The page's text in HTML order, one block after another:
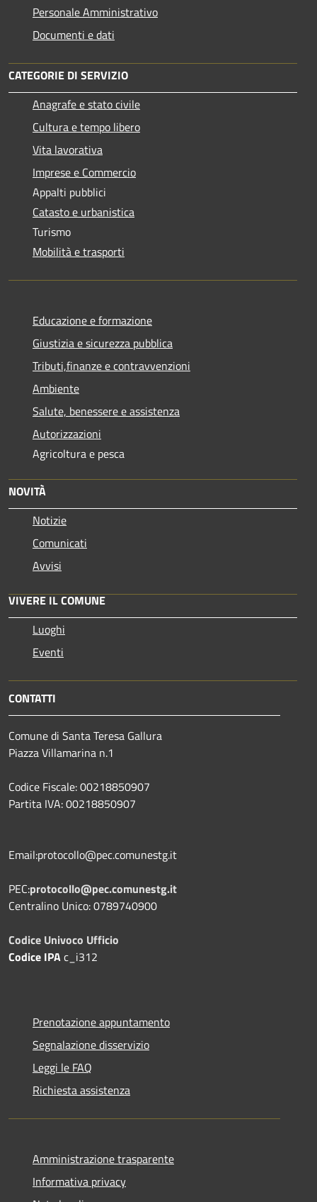
Personale Amministrativo
Documenti e dati
CATEGORIE DI SERVIZIO
Anagrafe e stato civile
Cultura e tempo libero
Vita lavorativa
Imprese e Commercio
Appalti pubblici
Catasto e urbanistica
Turismo
Mobilità e trasporti
Educazione e formazione
Giustizia e sicurezza pubblica
Tributi,finanze e contravvenzioni
Ambiente
Salute, benessere e assistenza
Autorizzazioni
Agricoltura e pesca
NOVITÀ
Notizie
Comunicati
Avvisi
VIVERE IL COMUNE
Luoghi
Eventi
CONTATTI
Comune di Santa Teresa Gallura
Piazza Villamarina n.1
Codice Fiscale: 00218850907
Partita IVA: 00218850907
Email:protocollo@pec.comunestg.it
PEC:protocollo@pec.comunestg.it
Centralino Unico: 0789740900
Codice Univoco Ufficio
Codice IPAc_i312
Prenotazione appuntamento
Segnalazione disservizio
Leggi le FAQ
Richiesta assistenza
Amministrazione trasparente
Informativa privacy